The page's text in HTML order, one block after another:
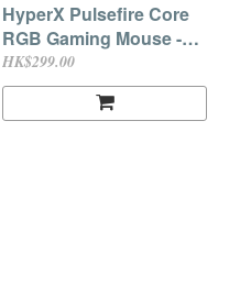
HyperX Pulsefire Core
RGB Gaming Mouse -
6200DPI (HX-MC004B)
HK$299.00